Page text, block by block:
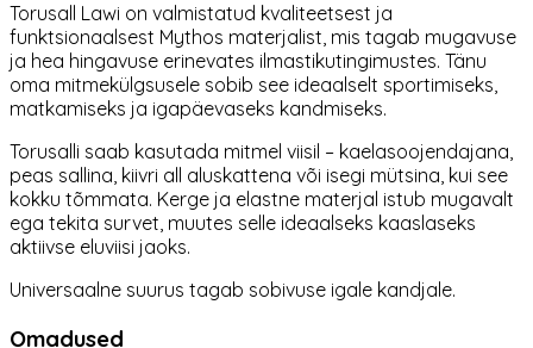
Torusall Lawi on valmistatud kvaliteetsest ja
funktsionaalsest Mythos materjalist, mis tagab mugavuse
ja hea hingavuse erinevates ilmastikutingimustes. Tänu
oma mitmekülgsusele sobib see ideaalselt sportimiseks,
matkamiseks ja igapäevaseks kandmiseks.
Torusalli saab kasutada mitmel viisil – kaelasoojendajana,
peas sallina, kiivri all aluskattena või isegi mütsina, kui see
kokku tõmmata. Kerge ja elastne materjal istub mugavalt
ega tekita survet, muutes selle ideaalseks kaaslaseks
aktiivse eluviisi jaoks.
Universaalne suurus tagab sobivuse igale kandjale.
Omadused